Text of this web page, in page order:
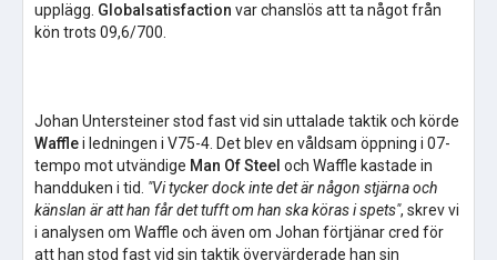
upplägg. Globalsatisfaction var chanslös att ta något från
kön trots 09,6/700.
Johan Untersteiner stod fast vid sin uttalade taktik och körde
Wafflei ledningen i V75-4. Det blev en våldsam öppning i 07-
tempo mot utvändige Man Of Steel och Waffle kastade in
handduken i tid. "Vi tycker dock inte det är någon stjärna och
känslan är att han får det tufft om han ska köras i spets", skrev vi
i analysen om Waffle och även om Johan förtjänar cred för
att han stod fast vid sin taktik övervärderade han sin